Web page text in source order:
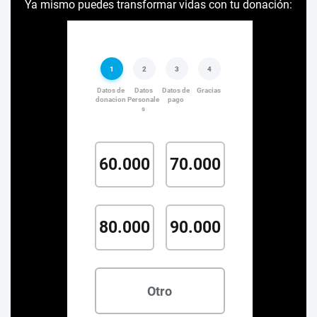
Ya mismo puedes transformar vidas con tu donación: